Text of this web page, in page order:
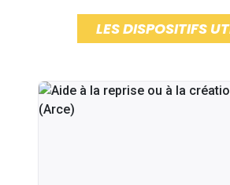
LES DISPOSITIFS